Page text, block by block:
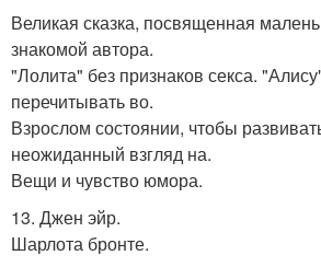
Великая сказка, посвященная
знакомой автора.
"Лолита" без признаков секса.
перечитывать во.
Взрослом состоянии, чтобы
неожиданный взгляд на.
Вещи и чувство юмора.
13. Джен эйр.
Шарлота бронте.